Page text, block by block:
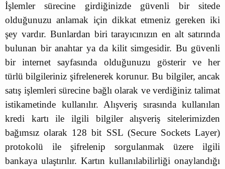
İşlemler sürecine girdiğinizde güvenli bir sitede
olduğunuzu anlamak için dikkat etmeniz gereken iki
şey vardır. Bunlardan biri tarayıcınızın en alt satırında
bulunan bir anahtar ya da kilit simgesidir. Bu güvenli
bir internet sayfasında olduğunuzu gösterir ve her
türlü bilgileriniz şifrelenerek korunur. Bu bilgiler, ancak
satış işlemleri sürecine bağlı olarak ve verdiğiniz talimat
istikametinde kullanılır. Alışveriş sırasında kullanılan
kredi kartı ile ilgili bilgiler alışveriş sitelerimizden
bağımsız olarak 128 bit SSL (Secure Sockets Layer)
protokolü ile şifrelenip sorgulanmak üzere ilgili
bankaya ulaştırılır. Kartın kullanılabilirliği onaylandığı